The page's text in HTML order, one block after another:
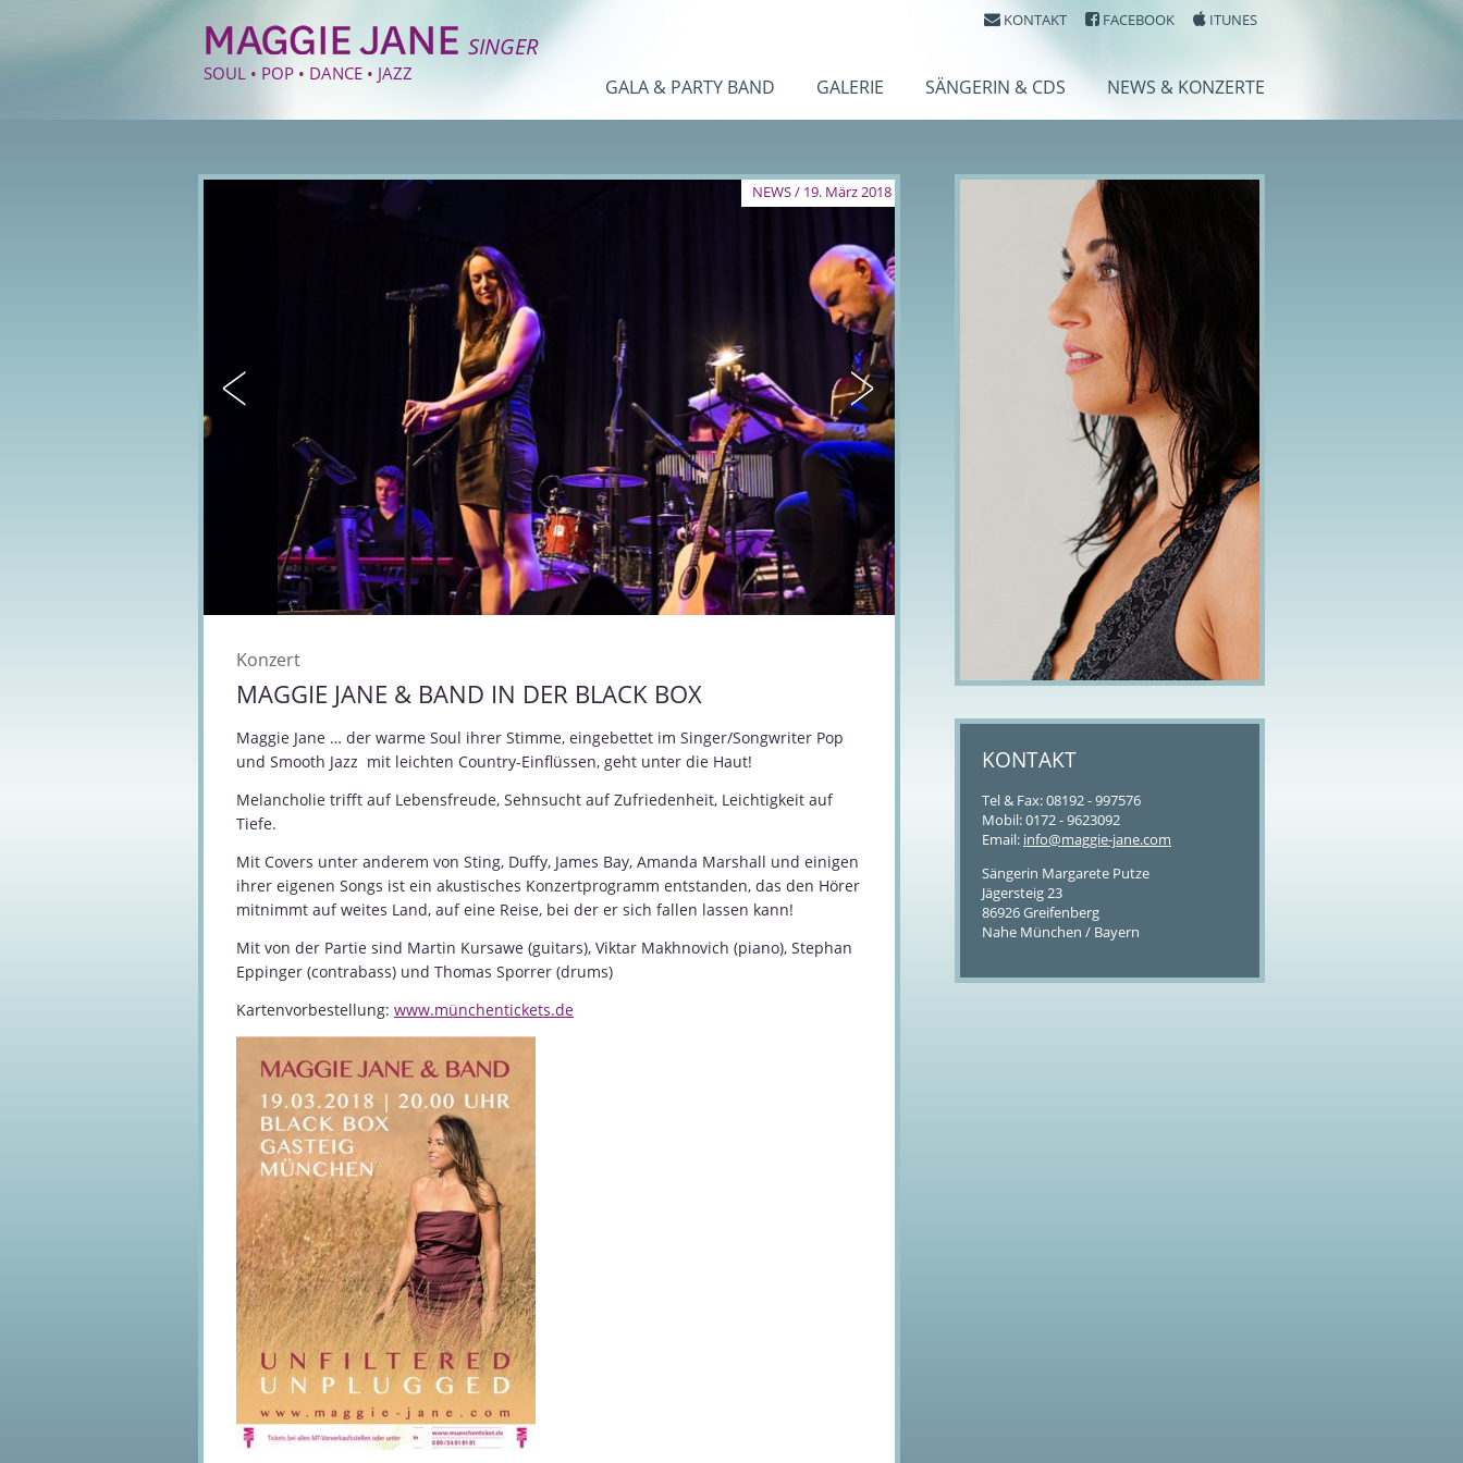
KONTAKT FACEBOOK ITUNES
SINGER
SOUL • POP • DANCE • JAZZ
GALA & PARTY BAND GALERIE SÄNGERIN & CDS NEWS & KONZERTE
NEWS / 19. März 2018
Konzert
MAGGIE JANE & BAND IN DER BLACK BOX
Maggie Jane … der warme Soul ihrer Stimme, eingebettet im Singer/Songwriter Pop
und Smooth Jazz mit leichten Country-Einflüssen, geht unter die Haut!
Melancholie trifft auf Lebensfreude, Sehnsucht auf Zufriedenheit, Leichtigkeit auf
Tiefe.
Mit Covers unter anderem von Sting, Duffy, James Bay, Amanda Marshall und einigen
ihrer eigenen Songs ist ein akustisches Konzertprogramm entstanden, das den Hörer
mitnimmt auf weites Land, auf eine Reise, bei der er sich fallen lassen kann!
Mit von der Partie sind Martin Kursawe (guitars), Viktar Makhnovich (piano), Stephan
Eppinger (contrabass) und Thomas Sporrer (drums)
Kartenvorbestellung: www.münchentickets.de
KONTAKT
Tel & Fax: 08192 - 997576
Mobil: 0172 - 9623092
Email: info@maggie-jane.com
Sängerin Margarete Putze
Jägersteig 23
86926 Greifenberg
Nahe München / Bayern